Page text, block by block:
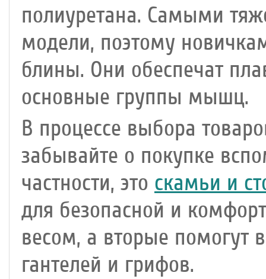
полиуретана. Самыми
модели, поэтому
блины. Они обеспечат
основные группы мышц.
В процессе выбора
забывайте о покупке
частности, это скамьи и
для безопасной и
весом, а вторые помогут
гантелей и грифов.